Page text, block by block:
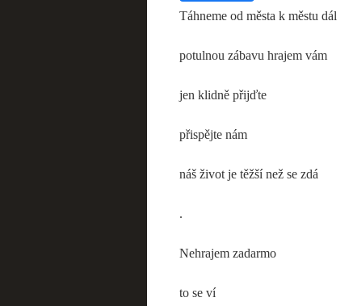
Táhneme od města k městu dál
potulnou zábavu hrajem vám
jen klidně přijďte
přispějte nám
náš život je těžší než se zdá
.
Nehrajem zadarmo
to se ví